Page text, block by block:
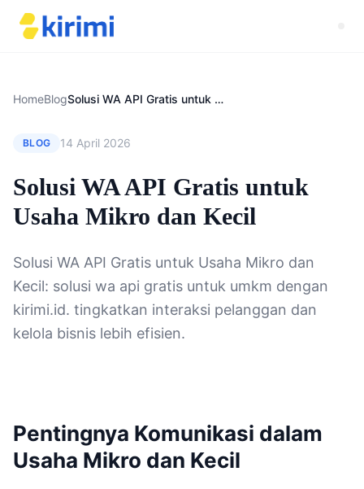
HomeBlog Solusi WA API Gratis untuk Usaha Mikro dan Kecil
BLOG 14 April 2026
Solusi WA API Gratis untuk
Usaha Mikro dan Kecil
Solusi WA API Gratis untuk Usaha Mikro dan
Kecil: solusi wa api gratis untuk umkm dengan
kirimi.id. tingkatkan interaksi pelanggan dan
kelola bisnis lebih efisien.
Pentingnya Komunikasi dalam
Usaha Mikro dan Kecil